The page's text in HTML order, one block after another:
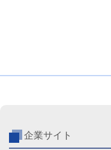
企業サイト